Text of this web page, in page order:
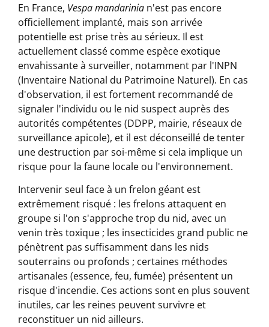
En France, Vespa mandarinia n'est pas encore
officiellement implanté, mais son arrivée
potentielle est prise très au sérieux. Il est
actuellement classé comme espèce exotique
envahissante à surveiller, notamment par l'INPN
(Inventaire National du Patrimoine Naturel). En cas
d'observation, il est fortement recommandé de
signaler l'individu ou le nid suspect auprès des
autorités compétentes (DDPP, mairie, réseaux de
surveillance apicole), et il est déconseillé de tenter
une destruction par soi-même si cela implique un
risque pour la faune locale ou l'environnement.
Intervenir seul face à un frelon géant est
extrêmement risqué : les frelons attaquent en
groupe si l'on s'approche trop du nid, avec un
venin très toxique ; les insecticides grand public ne
pénètrent pas suffisamment dans les nids
souterrains ou profonds ; certaines méthodes
artisanales (essence, feu, fumée) présentent un
risque d'incendie. Ces actions sont en plus souvent
inutiles, car les reines peuvent survivre et
reconstituer un nid ailleurs.